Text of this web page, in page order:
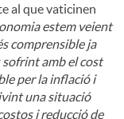
al que vaticinen
estem veient
comprensible ja
amb el cost
per la inflació i
una situació
i reducció de